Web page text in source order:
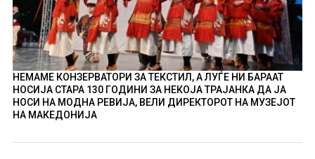
НЕМАМЕ КОНЗЕРВАТОРИ ЗА ТЕКСТИЛ, А ЛУЃЕ НИ БАРААТ
НОСИЈА СТАРА 130 ГОДИНИ ЗА НЕКОЈА ТРАЈАНКА ДА ЈА
НОСИ НА МОДНА РЕВИЈА, ВЕЛИ ДИРЕКТОРОТ НА МУЗЕЈОТ
НА МАКЕДОНИЈА